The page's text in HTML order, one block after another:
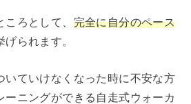
ろとして、 完全に自分のペース
げられます。
いていけなくなった時に不安な方
ーニングができる自走式ウォーカ